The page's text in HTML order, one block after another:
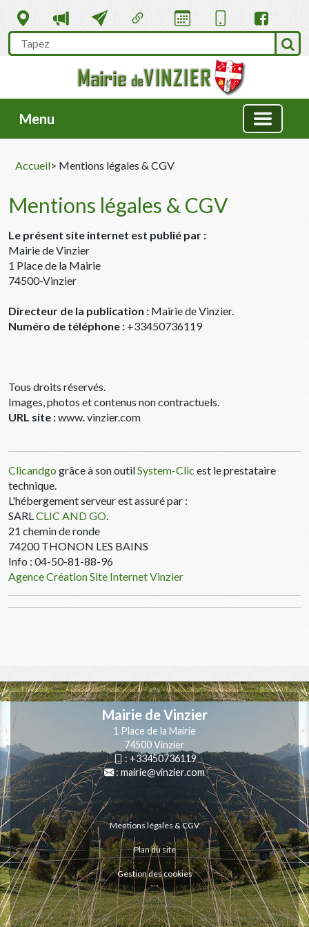
Menu
Accueil> Mentions légales & CGV
Mentions légales & CGV
Le présent site internet est publié par :
Mairie de Vinzier
1 Place de la Mairie
74500-Vinzier
Directeur de la publication : Mairie de Vinzier.
Numéro de téléphone : +33450736119
Tous droits réservés.
Images, photos et contenus non contractuels.
URL site :www. vinzier.com
Clicandgogrâce à son outilSystem-Clic est le prestataire
technique.
L'hébergement serveur est assuré par :
SARLCLIC AND GO.
21 chemin de ronde
74200 THONON LES BAINS
Info : 04-50-81-88-96
Agence Création Site Internet Vinzier
Mairie de Vinzier
1 Place de la Mairie
74500 Vinzier
: +33450736119
: mairie@vinzier.com
Mentions légales & CGV
Plan du site
Gestion des cookies